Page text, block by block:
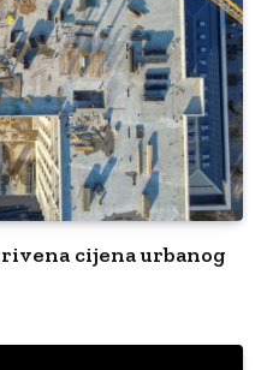
cijena urbanog